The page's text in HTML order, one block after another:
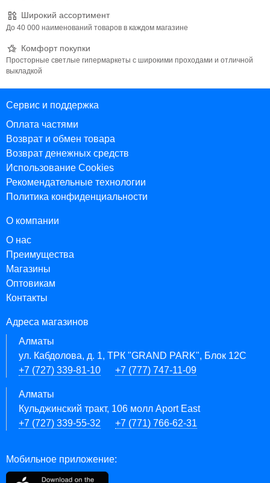
Широкий ассортимент
До 40 000 наименований товаров в каждом магазине
Комфорт покупки
Просторные светлые гипермаркеты с широкими проходами и отличной
выкладкой
Сервис и поддержка
Оплата частями
Возврат и обмен товара
Возврат денежных средств
Использование Cookies
Рекомендательные технологии
Политика конфиденциальности
О компании
О нас
Преимущества
Магазины
Оптовикам
Контакты
Адреса магазинов
Алматы
ул. Кабдолова, д. 1, ТРК "GRAND PARK", Блок 12C
+7 (727) 339-81-10
+7 (777) 747-11-09
Алматы
Кульджинский тракт, 106 молл Aport East
+7 (727) 339-55-32
+7 (771) 766-62-31
Мобильное приложение: